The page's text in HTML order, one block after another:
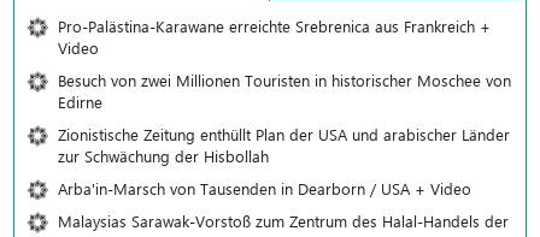
Pro-Palästina-Karawane erreichte Srebrenica aus Frankreich +
Video
Besuch von zwei Millionen Touristen in historischer Moschee von
Edirne
Zionistische Zeitung enthüllt Plan der USA und arabischer Länder
zur Schwächung der Hisbollah
Arba'in-Marsch von Tausenden in Dearborn / USA + Video
Malaysias Sarawak-Vorstoß zum Zentrum des Halal-Handels der